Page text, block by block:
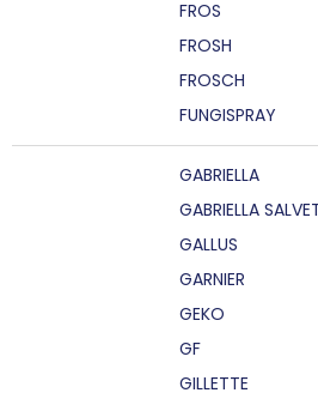
FROS
FROSH
FROSCH
FUNGISPRAY
GABRIELLA
GABRIELLA
GALLUS
GARNIER
GEKO
GF
GILLETTE